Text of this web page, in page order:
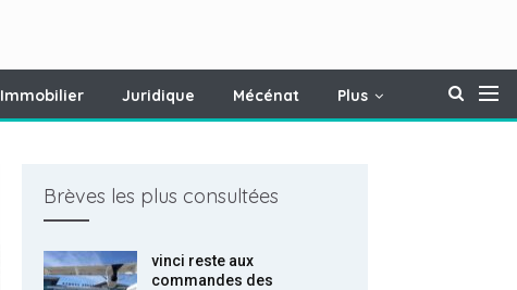
Immobilier Juridique Mécénat Plus
Brèves les plus consultées
vinci reste aux
commandes des